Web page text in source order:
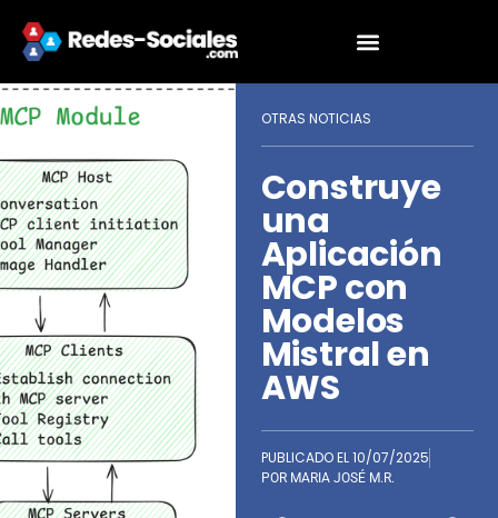
OTRAS NOTICIAS
Construye
una
Aplicación
MCP con
Modelos
Mistral en
AWS
PUBLICADO EL10/07/2025
POR MARIA JOSÉ M.R.